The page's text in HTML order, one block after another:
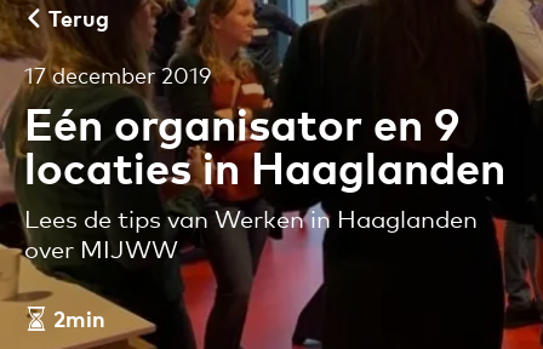
Terug
17 december 2019
Eén organisator en 9
locaties in Haaglanden
Lees de tips van Werken in Haaglanden
over MIJWW
Leestijd artikel
2min